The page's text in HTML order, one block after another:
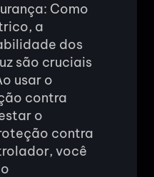
Como
a
dos
são cruciais
usar o
contra
o
contra
você